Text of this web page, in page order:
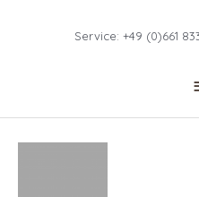
Service: +49 (0)661